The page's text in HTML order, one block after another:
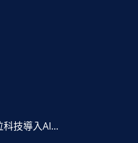
技導入AI...